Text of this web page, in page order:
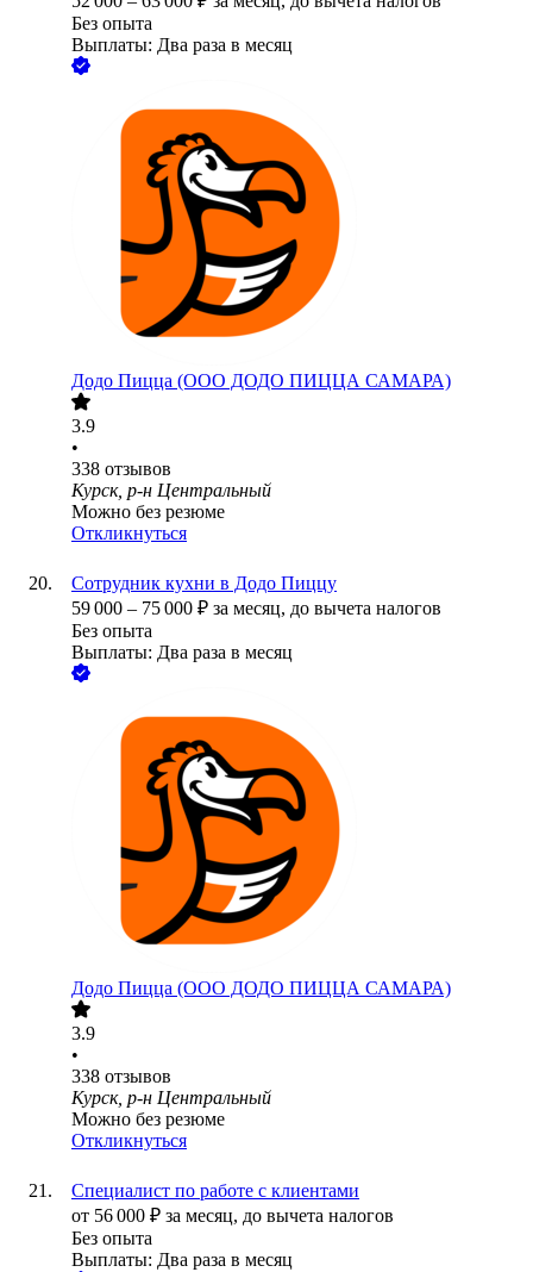
Без опыта
Выплаты: Два раза в месяц
Додо Пицца (ООО ДОДО ПИЦЦА САМАРА)
3.9
•
338 отзывов
Курск, р-н Центральный
Можно без резюме
Откликнуться
Сотрудник кухни в Додо Пиццу
59 000 – 75 000 ₽ за месяц, до вычета налогов
Без опыта
Выплаты: Два раза в месяц
Додо Пицца (ООО ДОДО ПИЦЦА САМАРА)
3.9
•
338 отзывов
Курск, р-н Центральный
Можно без резюме
Откликнуться
Специалист по работе с клиентами
от 56 000 ₽ за месяц, до вычета налогов
Без опыта
Выплаты: Два раза в месяц